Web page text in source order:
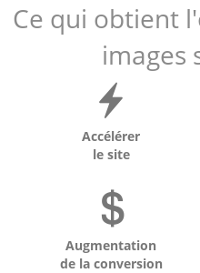
Ce qui obtient
images
Accélérer
le site
Augmentation
de la conversion